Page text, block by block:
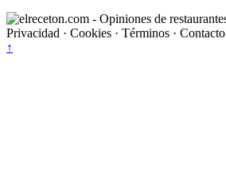
Privacidad · Cookies · Términos · Contacto
↑